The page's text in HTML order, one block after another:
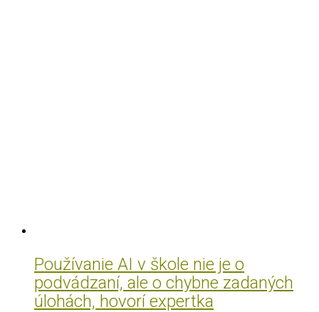
Používanie AI v škole nie je o
podvádzaní, ale o chybne zadaných
úlohách, hovorí expertka